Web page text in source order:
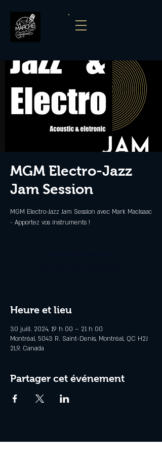
MGM Electro-Jazz
Jam Session
MGM Electro-Jazz Jam Session avec Mark MacIsaac
- Apportez vos instruments !
Heure et lieu
30 juill. 2024, 19 h 00 – 21 h 00
Montréal, 5043 R. Saint-Denis, Montréal, QC H2J
2L9, Canada
Partager cet événement